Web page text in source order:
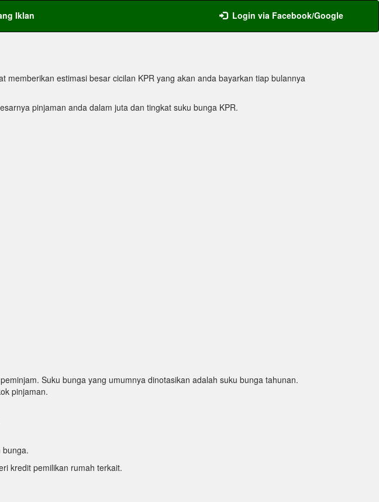
Iklan Login via Facebook/Google
estimasi besar cicilan KPR yang akan anda bayarkan tiap bulannya
pinjaman anda dalam juta dan tingkat suku bunga KPR.
Suku bunga yang umumnya dinotasikan adalah suku bunga tahunan.
pinjaman.
bunga.
kredit pemilikan rumah terkait.